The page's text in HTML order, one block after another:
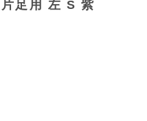
足用 左 S 紫